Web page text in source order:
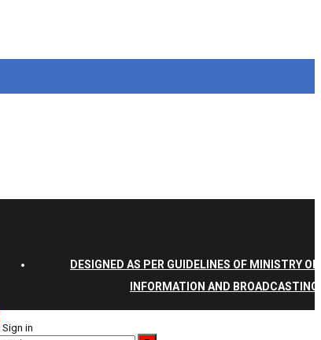
DESIGNED AS PER GUIDELINES OF MINISTRY OF
INFORMATION AND BROADCASTING
Sign in